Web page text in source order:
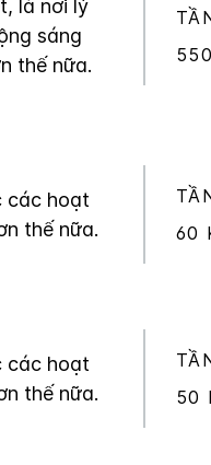
là nơi lý
sáng
thế nữa.
các hoạt
thế nữa.
60
các hoạt
thế nữa.
50